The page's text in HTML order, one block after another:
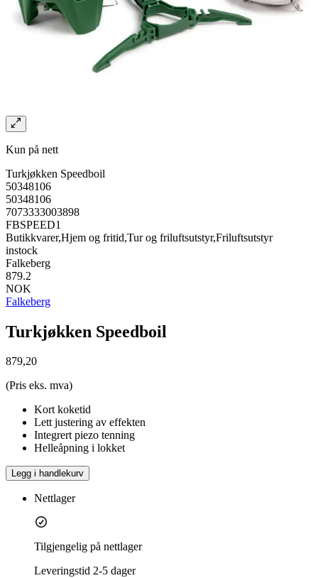
Kun på nett
Turkjøkken Speedboil
50348106
50348106
7073333003898
FBSPEED1
Butikkvarer,Hjem og fritid,Tur og friluftsutstyr,Friluftsutstyr
instock
Falkeberg
879.2
NOK
Falkeberg
Turkjøkken Speedboil
879,20
(Pris eks. mva)
Kort koketid
Lett justering av effekten
Integrert piezo tenning
Helleåpning i lokket
Legg i handlekurv
Nettlager
Tilgjengelig på nettlager
Leveringstid 2-5 dager